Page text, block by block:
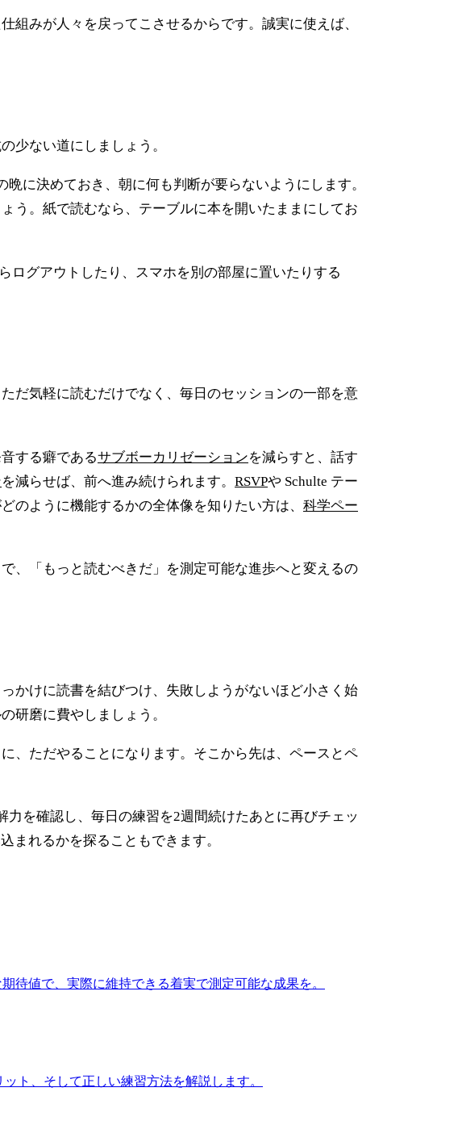
みが人々を戻ってこさせるからです。誠実に使えば、
少ない道にしましょう。
に決めておき、朝に何も判断が要らないようにします。
う。紙で読むなら、テーブルに本を開いたままにしてお
ログアウトしたり、スマホを別の部屋に置いたりする
だ気軽に読むだけでなく、毎日のセッションの一部を意
する癖であるサブボーカリゼーションを減らすと、話す
を減らせば、前へ進み続けられます。 RSVPや Schulte テー
のように機能するかの全体像を知りたい方は、 科学ペー
、「もっと読むべきだ」を測定可能な進歩へと変えるの
かけに読書を結びつけ、失敗しようがないほど小さく始
研磨に費やしましょう。
、ただやることになります。そこから先は、ペースとペ
力を確認し、毎日の練習を2週間続けたあとに再びチェッ
まれるかを探ることもできます。
待値で、実際に維持できる着実で測定可能な成果を。
ト、そして正しい練習方法を解説します。